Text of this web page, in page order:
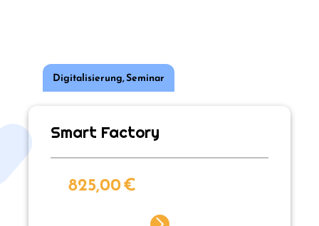
Digitalisierung,Seminar
Smart Factory
825,00€